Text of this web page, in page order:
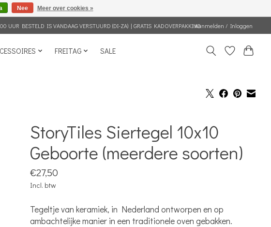
BESTELD IS VANDAAG VERSTUURD (DI-ZA) | GRATIS KADOVERPAKKINGAanmelden / Inloggen
FREITAG SALE
StoryTiles Siertegel 10x10
Geboorte (meerdere soorten)
€27,50
Incl. btw
Tegeltje van keramiek, in Nederland ontworpen en op
ambachtelijke manier in een traditionele oven gebakken.
Nee Meer over cookies »